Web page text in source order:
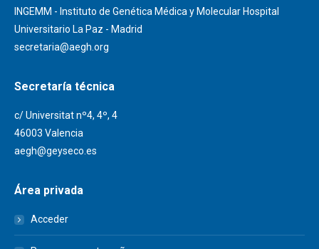
INGEMM - Instituto de Genética Médica y Molecular Hospital
Universitario La Paz - Madrid
secretaria@aegh.org
Secretaría técnica
c/ Universitat nº4, 4º, 4
46003 Valencia
aegh@geyseco.es
Área privada
Acceder